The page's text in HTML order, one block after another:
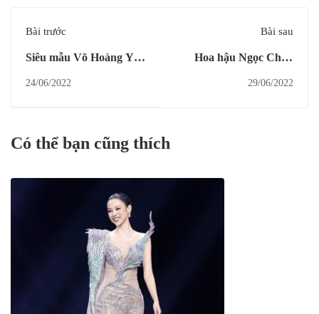
Bài trước
Siêu mẫu Võ Hoàng Yến
24/06/2022
Bài sau
Hoa hậu Ngọc Châu
29/06/2022
Có thể bạn cũng thích